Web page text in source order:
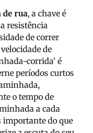
rua, a chave é
resistência
de correr
de
corrida’ é
períodos curtos
o tempo de
a cada
importante do que